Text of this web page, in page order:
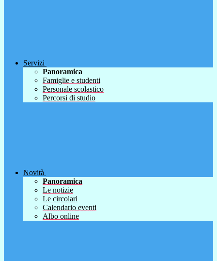
Servizi
Panoramica
Famiglie e studenti
Personale scolastico
Percorsi di studio
Novità
Panoramica
Le notizie
Le circolari
Calendario eventi
Albo online